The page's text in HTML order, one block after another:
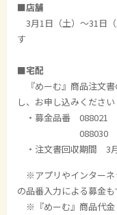
■店舗
3月1日（土）～31日
す
■宅配
『めーむ』商品注文
し、お申し込みください
・募金品番 088021
088030 1
・注文書回収期間 3月
※アプリやインターネ
の品番入力による募金
※『めーむ』商品代金